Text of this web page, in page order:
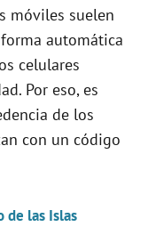
móviles suelen
automática
celulares
Por eso, es
de los
con un código
de las Islas